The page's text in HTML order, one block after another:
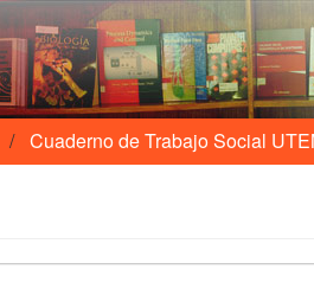
Cuaderno de Trabajo Social